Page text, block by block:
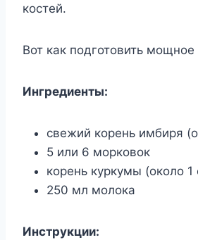
костей.
Вот как подготовить мощное
Ингредиенты:
свежий корень имбиря
5 или 6 морковок
корень куркумы (около 1
250 мл молока
Инструкции: